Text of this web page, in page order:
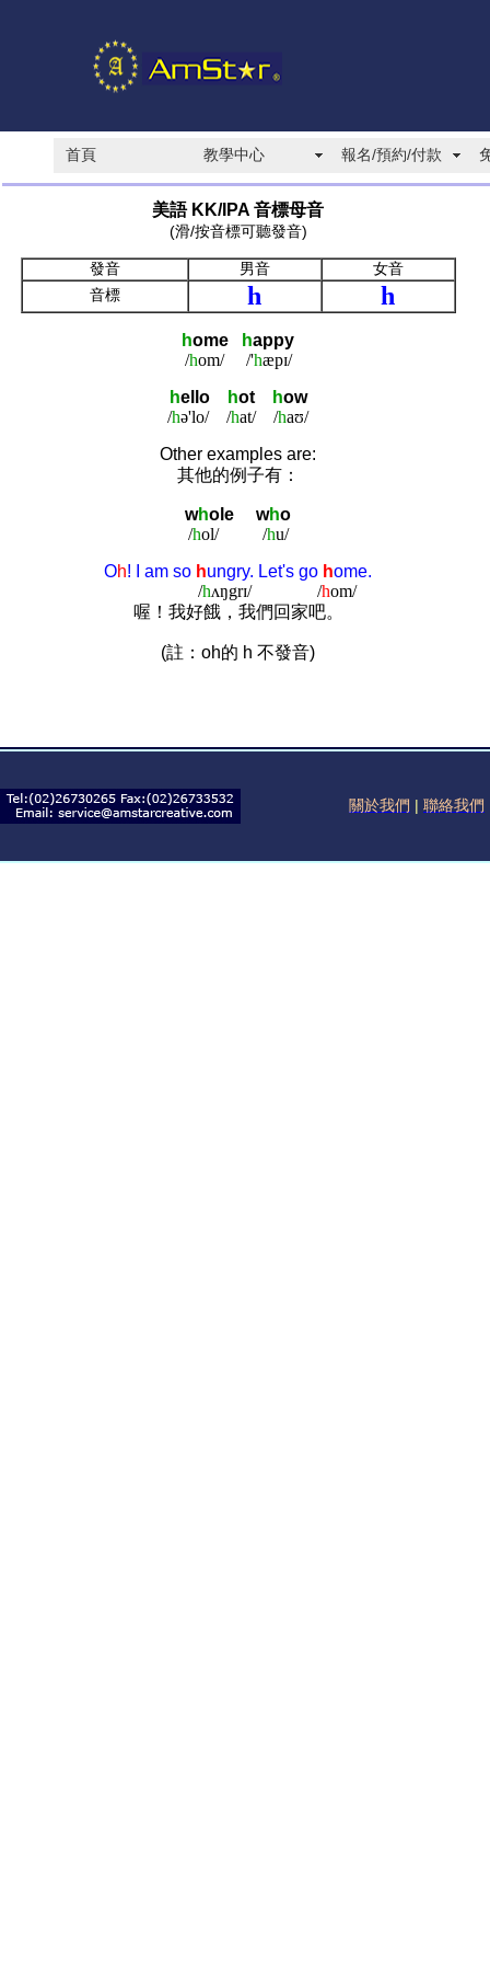
首頁 教學中心 報名/預約/付款
美語 KK/IPA 音標母音
(滑/按音標可聽發音)
發音 男音
女音
音標
h h
home happy
/hom/ /'hæpɪ/
hell o hot how
/hə'lo/ /hat/ /haʊ/
Other examples are:
其他的例子有：
whole who
/hol/ /hu/
Oh! I am so hungry. Let's go home.
/hʌŋgrɪ/ /hom/
喔！我好餓，我們回家吧。
(註：oh的 h 不發音)
關於我們 | 聯絡我們